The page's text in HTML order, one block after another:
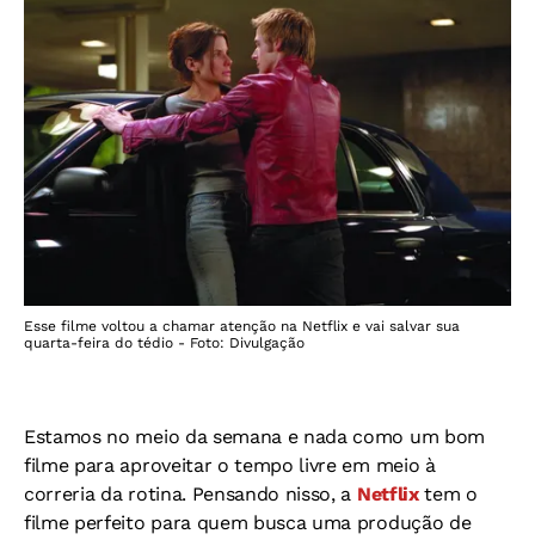
Esse filme voltou a chamar atenção na Netflix e vai salvar sua
quarta-feira do tédio - Foto: Divulgação
Estamos no meio da semana e nada como um bom
filme para aproveitar o tempo livre em meio à
correria da rotina. Pensando nisso, a Netflixtem o
filme perfeito para quem busca uma produção de